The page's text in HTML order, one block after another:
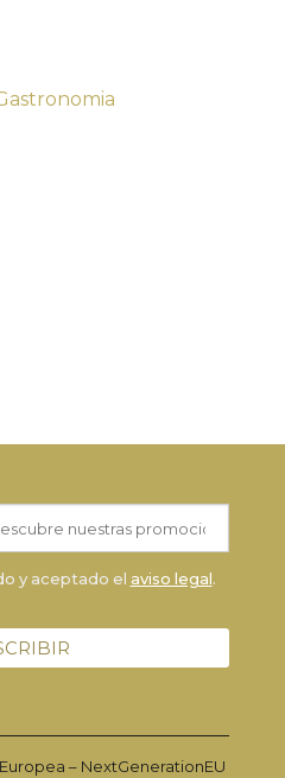
y aceptado el aviso legal.
– NextGenerationEU